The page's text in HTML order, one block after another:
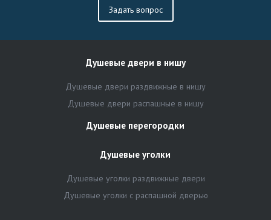
Задать вопрос
Душевые двери в нишу
Душевые двери раздвижные в нишу
Душевые двери распашные в нишу
Душевые перегородки
Душевые уголки
Душевые уголки раздвижные двери
Душевые уголки с распашной дверью